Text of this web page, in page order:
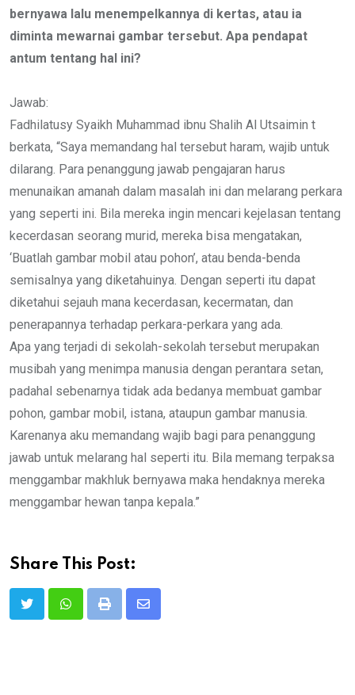
bernyawa lalu menempelkannya di kertas, atau ia
diminta mewarnai gambar tersebut. Apa pendapat
antum tentang hal ini?
Jawab:
Fadhilatusy Syaikh Muhammad ibnu Shalih Al Utsaimin t
berkata, “Saya memandang hal tersebut haram, wajib untuk
dilarang. Para penanggung jawab pengajaran harus
menunaikan amanah dalam masalah ini dan melarang perkara
yang seperti ini. Bila mereka ingin mencari kejelasan tentang
kecerdasan seorang murid, mereka bisa mengatakan,
‘Buatlah gambar mobil atau pohon’, atau benda-benda
semisalnya yang diketahuinya. Dengan seperti itu dapat
diketahui sejauh mana kecerdasan, kecermatan, dan
penerapannya terhadap perkara-perkara yang ada.
Apa yang terjadi di sekolah-sekolah tersebut merupakan
musibah yang menimpa manusia dengan perantara setan,
padahal sebenarnya tidak ada bedanya membuat gambar
pohon, gambar mobil, istana, ataupun gambar manusia.
Karenanya aku memandang wajib bagi para penanggung
jawab untuk melarang hal seperti itu. Bila memang terpaksa
menggambar makhluk bernyawa maka hendaknya mereka
menggambar hewan tanpa kepala.”
Share This Post:
Print
Share